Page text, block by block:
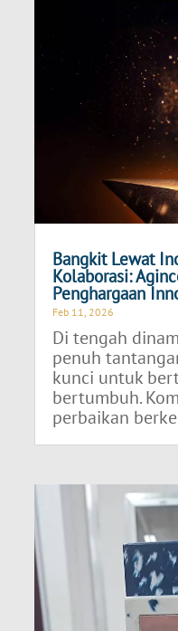
Bangkit Lewat
Kolaborasi:
Penghargaan
Feb 11, 2026
Di tengah
penuh
kunci untuk
bertumbuh.
perbaikan